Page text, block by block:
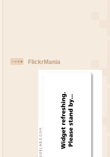
FlickrMania